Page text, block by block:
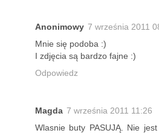
Anonimowy 7 września 2011
Mnie się podoba :)
I zdjęcia są bardzo fajne :)
Odpowiedz
Magda 7 września 2011 11:26
Wlasnie buty PASUJĄ. Nie